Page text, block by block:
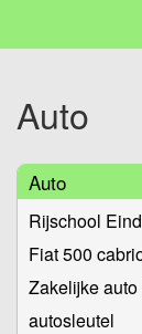
Auto
Auto
Rijschool
Fiat 500
Zakelijke
autosleutel